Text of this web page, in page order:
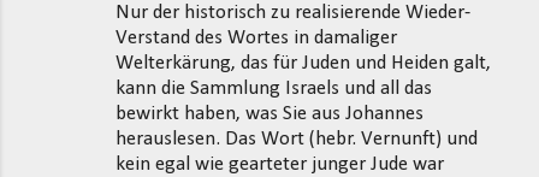
Nur der historisch zu realisierende Wieder-
Verstand des Wortes in damaliger
Welterkärung, das für Juden und Heiden galt,
kann die Sammlung Israels und all das
bewirkt haben, was Sie aus Johannes
herauslesen. Das Wort (hebr. Vernunft) und
kein egal wie gearteter junger Jude war